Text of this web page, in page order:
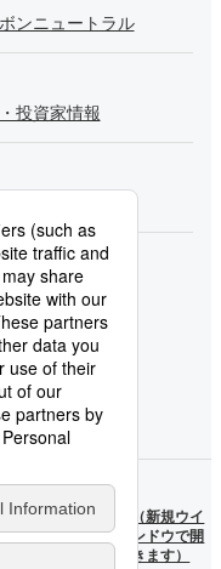
ンニュートラル
投資家情報
人情報保護方針
鉄
X公式
（新規ウイ
ンドウで開
きます）